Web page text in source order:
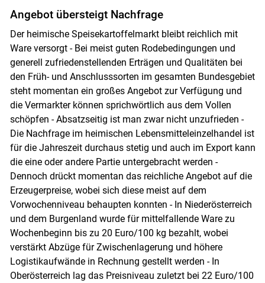
Skip to main content
Angebot übersteigt Nachfrage
Der heimische Speisekartoffelmarkt bleibt reichlich mit
Ware versorgt - Bei meist guten Rodebedingungen und
generell zufriedenstellenden Erträgen und Qualitäten bei
den Früh- und Anschlusssorten im gesamten Bundesgebiet
steht momentan ein großes Angebot zur Verfügung und
die Vermarkter können sprichwörtlich aus dem Vollen
schöpfen - Absatzseitig ist man zwar nicht unzufrieden -
Die Nachfrage im heimischen Lebensmitteleinzelhandel ist
für die Jahreszeit durchaus stetig und auch im Export kann
die eine oder andere Partie untergebracht werden -
Dennoch drückt momentan das reichliche Angebot auf die
Erzeugerpreise, wobei sich diese meist auf dem
Vorwochenniveau behaupten konnten - In Niederösterreich
und dem Burgenland wurde für mittelfallende Ware zu
Wochenbeginn bis zu 20 Euro/100 kg bezahlt, wobei
verstärkt Abzüge für Zwischenlagerung und höhere
Logistikaufwände in Rechnung gestellt werden - In
Oberösterreich lag das Preisniveau zuletzt bei 22 Euro/100